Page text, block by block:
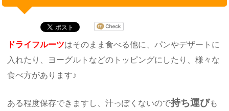
ドライフルーツはそのまま食べる他に、パンやデザートに
入れたり、ヨーグルトなどのトッピングにしたり、様々な
食べ方があります♪
ある程度保存できますし、汁っぽくないので持ち運びも